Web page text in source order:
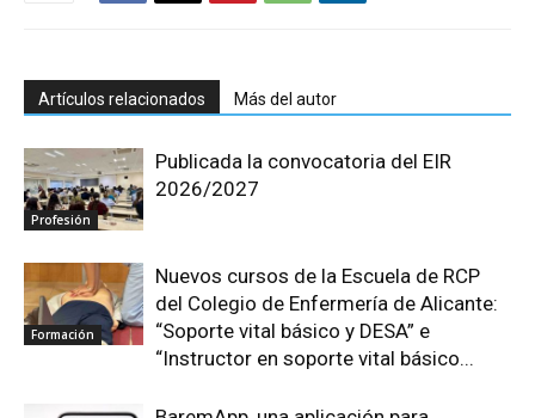
Artículos relacionados Más del autor
Profesión
Publicada la convocatoria del EIR
2026/2027
Formación
Nuevos cursos de la Escuela de RCP
del Colegio de Enfermería de Alicante:
“Soporte vital básico y DESA” e
“Instructor en soporte vital básico...